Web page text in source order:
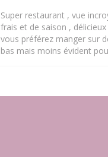
Super restaurant , vue
frais et de saison ,
vous préférez manger sur
bas mais moins évident